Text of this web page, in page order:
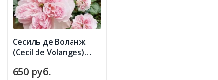
Сесиль де Воланж
(Cecil de Volanges)
ШРАБ
650 руб.